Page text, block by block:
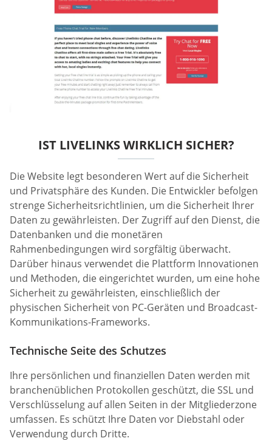
IST LIVELINKS WIRKLICH SICHER?
Die Website legt besonderen Wert auf die Sicherheit
und Privatsphäre des Kunden. Die Entwickler befolgen
strenge Sicherheitsrichtlinien, um die Sicherheit Ihrer
Daten zu gewährleisten. Der Zugriff auf den Dienst, die
Datenbanken und die monetären
Rahmenbedingungen wird sorgfältig überwacht.
Darüber hinaus verwendet die Plattform Innovationen
und Methoden, die eingerichtet wurden, um eine hohe
Sicherheit zu gewährleisten, einschließlich der
physischen Sicherheit von PC-Geräten und Broadcast-
Kommunikations-Frameworks.
Technische Seite des Schutzes
Ihre persönlichen und finanziellen Daten werden mit
branchenüblichen Protokollen geschützt, die SSL und
Verschlüsselung auf allen Seiten in der Mitgliederzone
umfassen. Es schützt Ihre Daten vor Diebstahl oder
Verwendung durch Dritte.